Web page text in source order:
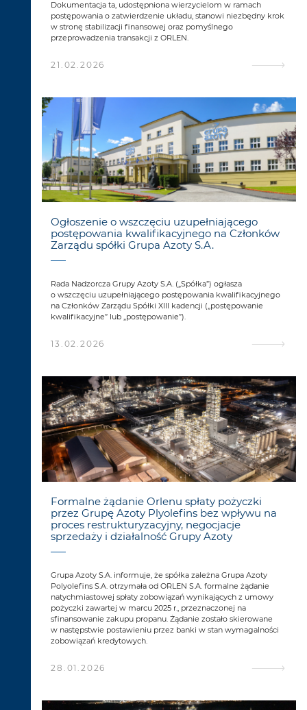
Dokumentacja ta, udostępniona wierzycielom w ramach
postępowania o zatwierdzenie układu, stanowi niezbędny krok
w stronę stabilizacji finansowej oraz pomyślnego
przeprowadzenia transakcji z ORLEN.
21.02.2026
Ogłoszenie o wszczęciu uzupełniającego
postępowania kwalifikacyjnego na Członków
Zarządu spółki Grupa Azoty S.A.
Rada Nadzorcza Grupy Azoty S.A. („Spółka”) ogłasza
o wszczęciu uzupełniającego postępowania kwalifikacyjnego
na Członków Zarządu Spółki XIII kadencji („postępowanie
kwalifikacyjne” lub „postępowanie”).
13.02.2026
Formalne żądanie Orlenu spłaty pożyczki
przez Grupę Azoty Plyolefins bez wpływu na
proces restrukturyzacyjny, negocjacje
sprzedaży i działalność Grupy Azoty
Grupa Azoty S.A. informuje, że spółka zależna Grupa Azoty
Polyolefins S.A. otrzymała od ORLEN S.A. formalne żądanie
natychmiastowej spłaty zobowiązań wynikających z umowy
pożyczki zawartej w marcu 2025 r., przeznaczonej na
sfinansowanie zakupu propanu. Żądanie zostało skierowane
w następstwie postawieniu przez banki w stan wymagalności
zobowiązań kredytowych.
28.01.2026